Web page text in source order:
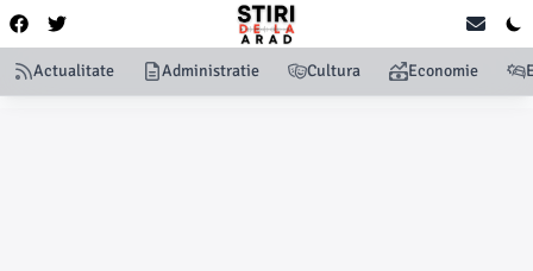
Actualitate Administratie Cultura Economie